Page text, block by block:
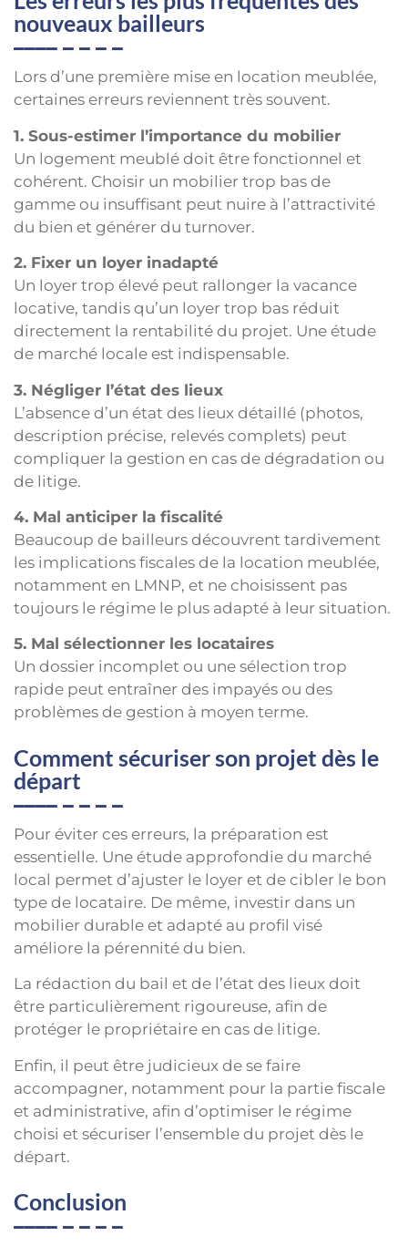
nouveaux bailleurs
Lors d’une première mise en location meublée,
certaines erreurs reviennent très souvent.
1. Sous-estimer l’importance du mobilier
Un logement meublé doit être fonctionnel et
cohérent. Choisir un mobilier trop bas de
gamme ou insuffisant peut nuire à l’attractivité
du bien et générer du turnover.
2. Fixer un loyer inadapté
Un loyer trop élevé peut rallonger la vacance
locative, tandis qu’un loyer trop bas réduit
directement la rentabilité du projet. Une étude
de marché locale est indispensable.
3. Négliger l’état des lieux
L’absence d’un état des lieux détaillé (photos,
description précise, relevés complets) peut
compliquer la gestion en cas de dégradation ou
de litige.
4. Mal anticiper la fiscalité
Beaucoup de bailleurs découvrent tardivement
les implications fiscales de la location meublée,
notamment en LMNP, et ne choisissent pas
toujours le régime le plus adapté à leur situation.
5. Mal sélectionner les locataires
Un dossier incomplet ou une sélection trop
rapide peut entraîner des impayés ou des
problèmes de gestion à moyen terme.
Comment sécuriser son projet dès le
départ
Pour éviter ces erreurs, la préparation est
essentielle. Une étude approfondie du marché
local permet d’ajuster le loyer et de cibler le bon
type de locataire. De même, investir dans un
mobilier durable et adapté au profil visé
améliore la pérennité du bien.
La rédaction du bail et de l’état des lieux doit
être particulièrement rigoureuse, afin de
protéger le propriétaire en cas de litige.
Enfin, il peut être judicieux de se faire
accompagner, notamment pour la partie fiscale
et administrative, afin d’optimiser le régime
choisi et sécuriser l’ensemble du projet dès le
départ.
Conclusion